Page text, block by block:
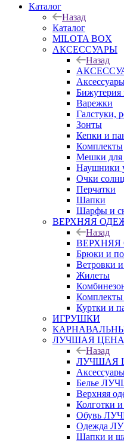
Каталог
Назад
Каталог
MILOTA BOX
АКСЕССУАРЫ
Назад
Бижутерия
Варежки
Галстуки,
Зонты
Кепки и
Комплекты
Мешки для
Наушники
Очки
Перчатки
Шапки
Шарфы и
ВЕРХНЯЯ
Назад
ВЕРХНЯЯ
Брюки и
Ветровки
Жилеты
Куртки и
ИГРУШКИ
ЛУЧШАЯ ЦЕНА
Назад
ЛУЧШАЯ
Белье
Верхняя
Колготки
Обувь
Одежда
Шапки и